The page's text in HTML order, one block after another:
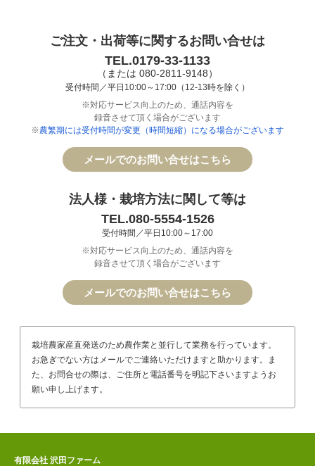
ご注文・出荷等に関するお問い合せは
TEL.0179-33-1133
（または 080-2811-9148）
受付時間／平日10:00～17:00（12-13時を除く）
※対応サービス向上のため、通話内容を
録音させて頂く場合がございます
※農繁期には受付時間が変更（時間短縮）になる場合がございます
メールでのお問い合せはこちら
法人様・栽培方法に関して等は
TEL.080-5554-1526
受付時間／平日10:00～17:00
※対応サービス向上のため、通話内容を
録音させて頂く場合がございます
メールでのお問い合せはこちら
栽培農家産直発送のため農作業と並行して業務を行っています。
お急ぎでない方はメールでご連絡いただけますと助かります。ま
た、お問合せの際は、ご住所と電話番号を明記下さいますようお
願い申し上げます。
有限会社 沢田ファーム